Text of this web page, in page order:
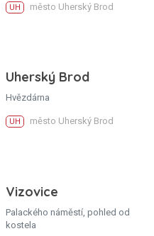
UH město Uherský Brod
Uherský Brod
Hvězdárna
UH město Uherský Brod
Vizovice
Palackého náměstí, pohled od
kostela